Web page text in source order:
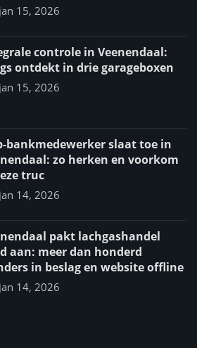
jan 15, 2026
controle in Veenendaal:
ontdekt in drie garageboxen
jan 15, 2026
bankmedewerker slaat toe in
zo herken en voorkom
truc
jan 14, 2026
pakt lachgashandel
aan: meer dan honderd
in beslag en website offline
jan 14, 2026